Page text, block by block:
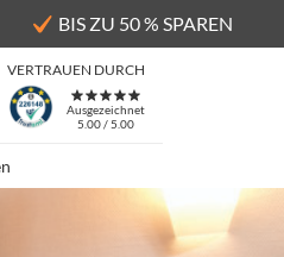
BIS ZU 50 % SPAREN
VERTRAUEN DURCH
Ausgezeichnet
5.00 / 5.00